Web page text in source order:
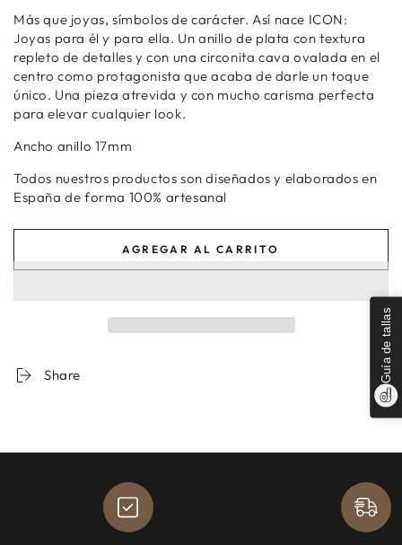
Guía de tallas
disponible
Más que joyas, símbolos de carácter. Así nace ICON:
Joyas para él y para ella. Un anillo de plata con textura
repleto de detalles y con una circonita cava ovalada en el
centro como protagonista que acaba de darle un toque
único. Una pieza atrevida y con mucho carisma perfecta
para elevar cualquier look.
Ancho anillo 17mm
Todos nuestros productos son diseñados y elaborados en
España de forma 100% artesanal
AGREGAR AL CARRITO
Share